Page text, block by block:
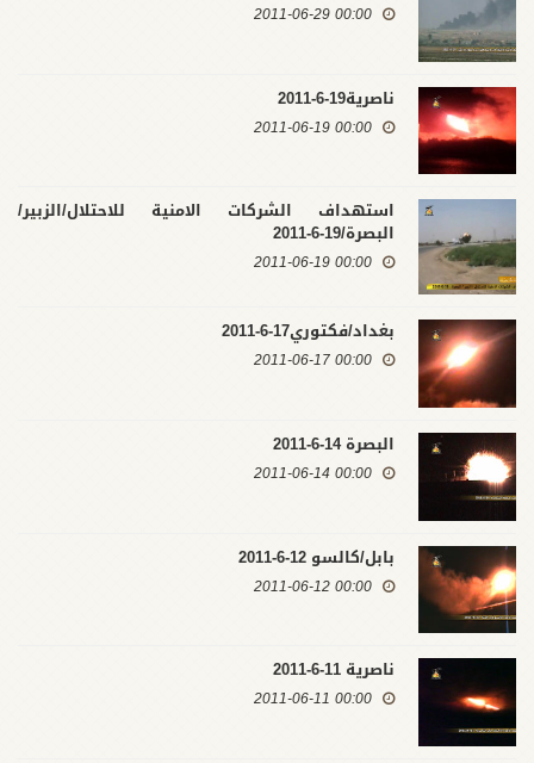
00:00 2011-06-29
ناصرية19-6-2011
00:00 2011-06-19
استهداف الشركات الامنية للاحتلال/الزبير/
البصرة/19-6-2011
00:00 2011-06-19
بغداد/فكتوري17-6-2011
00:00 2011-06-17
البصرة 14-6-2011
00:00 2011-06-14
بابل/كالسو 12-6-2011
00:00 2011-06-12
ناصرية 11-6-2011
00:00 2011-06-11